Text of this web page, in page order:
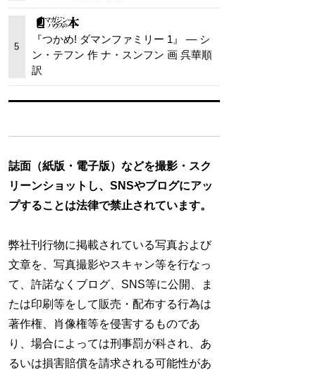
5
『つかめ! ダマンファミリー 1』 — シ
ン・テフン 作 ナ・スンフン 画 呉華順
訳
誌面（紙版・電子版）などを撮影・スク
リーンショットし、SNSやブログにアッ
プすることは法律で禁止されています。
弊社刊行物に掲載されている写真および
文章を、写真撮影やスキャン等を行なっ
て、許諾なくブログ、SNS等に公開、ま
たは印刷等をして販売・配布する行為は
著作権、肖像権等を侵害するものであ
り、場合によっては刑事罰が科され、あ
るいは損害賠償を請求される可能性があ